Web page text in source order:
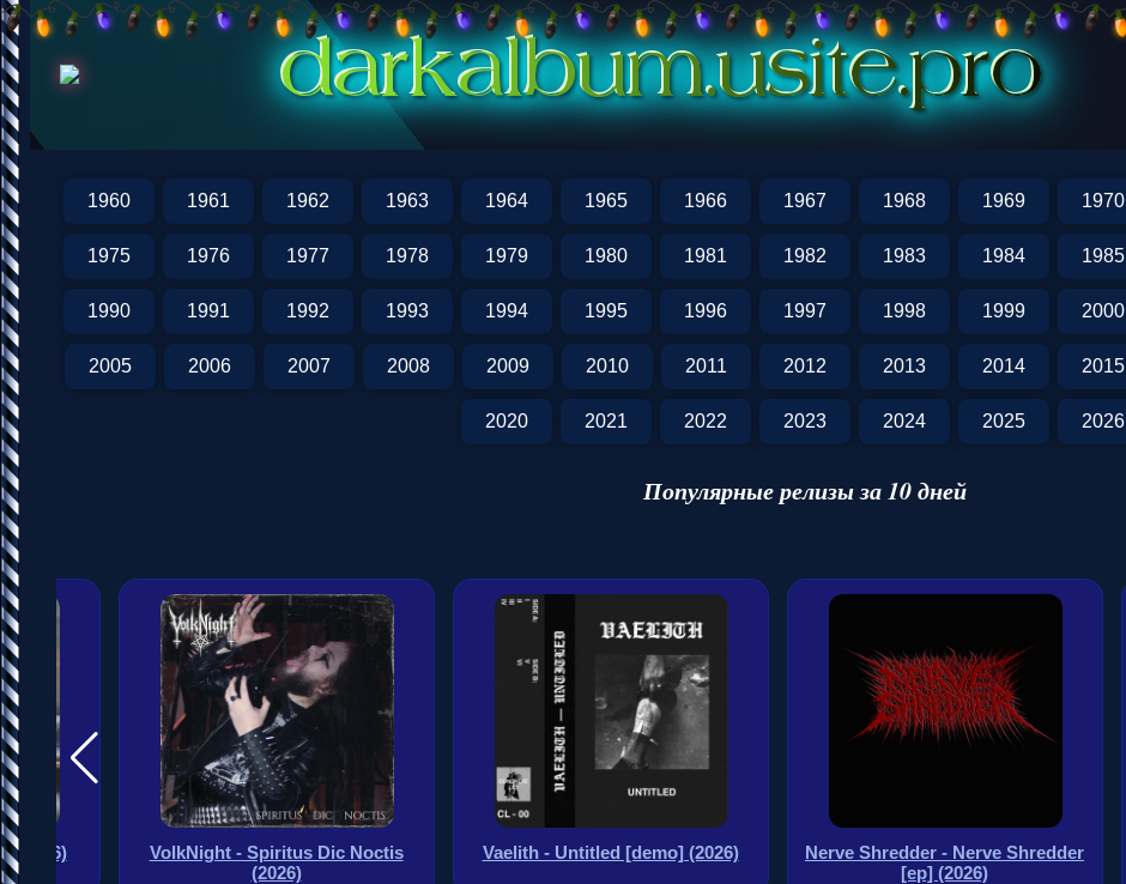
1960 1961 1962 1963 1964 1965 1966 1967 1968 1969 1970
1975 1976 1977 1978 1979 1980 1981 1982 1983 1984 1985
1990 1991 1992 1993 1994 1995 1996 1997 1998 1999 2000
2005 2006 2007 2008 2009 2010 2011 2012 2013 2014 2015
2020 2021 2022 2023 2024 2025 2026
Популярные релизы за 10 дней
(2026)
VolkNight - Spiritus Dic Noctis
(2026)
Vaelith - Untitled [demo] (2026)
Nerve Shredder - Nerve Shredder
[ep] (2026)